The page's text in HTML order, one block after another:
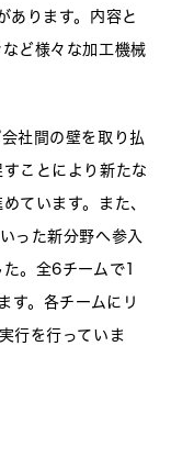
あります。内容と
ど様々な加工機械
社間の壁を取り払
ことにより新たな
ています。また、
った新分野へ参入
。全6チームで1
す。各チームにリ
行を行っていま